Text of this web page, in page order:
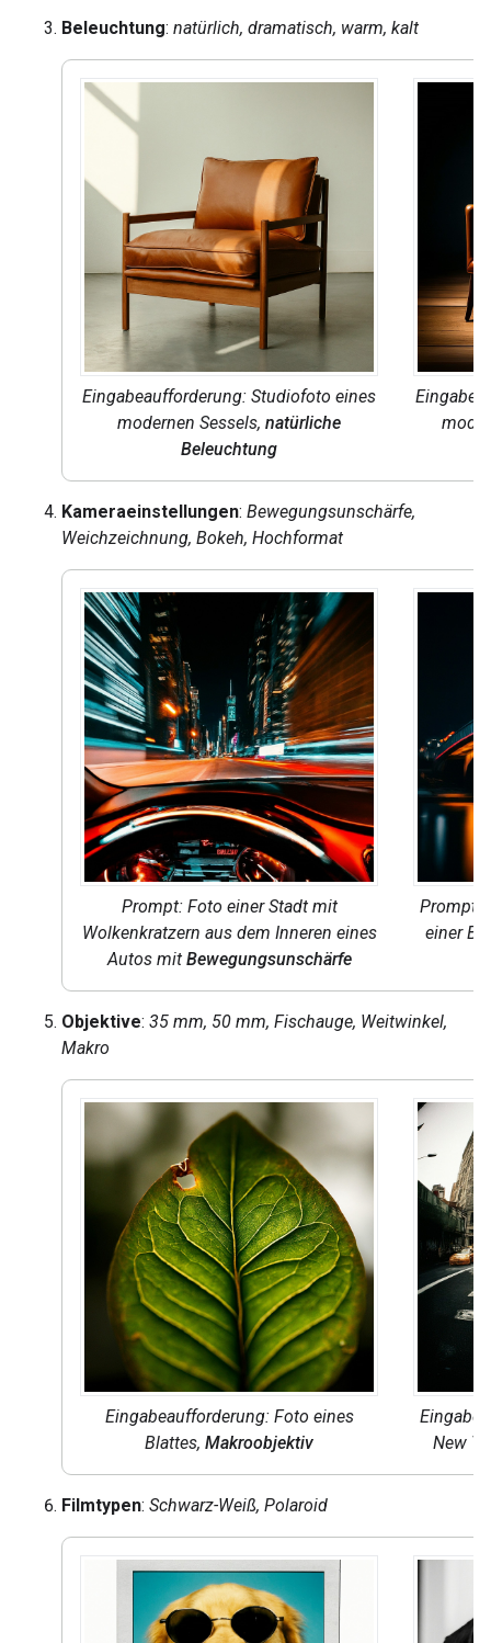
Beleuchtung: natürlich, dramatisch, warm, kalt
Eingabeaufforderung: Studiofoto eines
modernen Sessels, natürliche
Beleuchtung
Kameraeinstellungen: Bewegungsunschärfe,
Weichzeichnung, Bokeh, Hochformat
Prompt: Foto einer Stadt mit
Wolkenkratzern aus dem Inneren eines
Autos mit Bewegungsunschärfe
Prompt:
einer
Objektive: 35 mm, 50 mm, Fischauge, Weitwinkel,
Makro
Eingabeaufforderung: Foto eines
Blattes, Makroobjektiv
New
Filmtypen: Schwarz-Weiß, Polaroid